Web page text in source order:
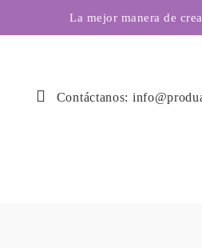
La mejor manera de
Contáctanos: